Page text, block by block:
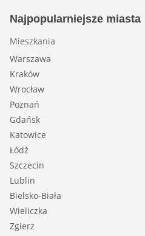
Najpopularniejsze miasta
Mieszkania
Warszawa
Kraków
Wrocław
Poznań
Gdańsk
Katowice
Łódź
Szczecin
Lublin
Bielsko-Biała
Wieliczka
Zgierz